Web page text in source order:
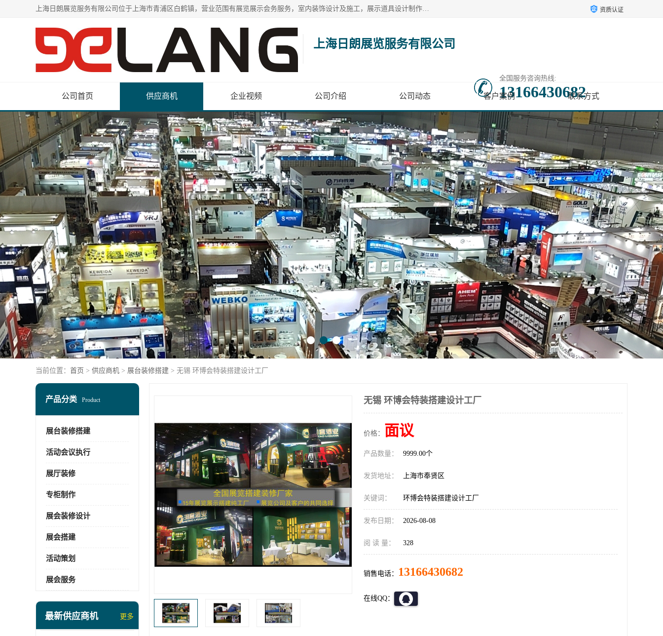
上海日朗展览服务有限公司位于上海市青浦区白鹤镇，营业范围有展览展示会务服务，室内装饰设计及施工，展示道具设计制作，舞台设计，图文设计，灯箱制作，园林绿化工程，广告装潢材料，建筑材料，办公用品，工艺礼品日用百货销售。 资质认证
上海日朗展览服务有限公司
全国服务咨询热线:
13166430682
公司首页 供应商机 企业视频 公司介绍 公司动态 客户案例 联系方式
当前位置： 首页 > 供应商机 > 展台装修搭建 > 无锡 环博会特装搭建设计工厂
产品分类 Product
展台装修搭建
活动会议执行
展厅装修
专柜制作
展会装修设计
展会搭建
活动策划
展会服务
最新供应商机 更多
无锡 环博会特装搭建设计工厂
价格： 面议
产品数量： 9999.00个
发货地址： 上海市奉贤区
关键词： 环博会特装搭建设计工厂
发布日期： 2026-08-08
阅 读 量： 328
销售电话： 13166430682
在线QQ：